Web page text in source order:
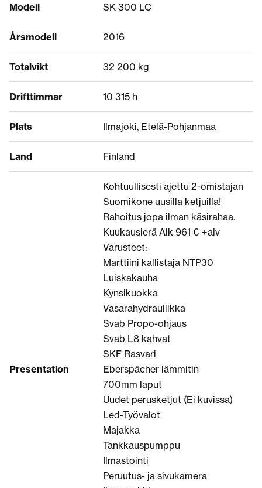
Modell SK 300 LC
Årsmodell 2016
Totalvikt 32 200 kg
Drifttimmar 10 315 h
Plats Ilmajoki, Etelä-Pohjanmaa
Land Finland
Presentation
Kohtuullisesti ajettu 2-omistajan
Suomikone uusilla ketjuilla!
Rahoitus jopa ilman käsirahaa.
Kuukausierä Alk 961 € +alv
Varusteet:
Marttiini kallistaja NTP30
Luiskakauha
Kynsikuokka
Vasarahydrauliikka
Svab Propo-ohjaus
Svab L8 kahvat
SKF Rasvari
Eberspächer lämmitin
700mm laput
Uudet perusketjut (Ei kuvissa)
Led-Työvalot
Majakka
Tankkauspumppu
Ilmastointi
Peruutus- ja sivukamera